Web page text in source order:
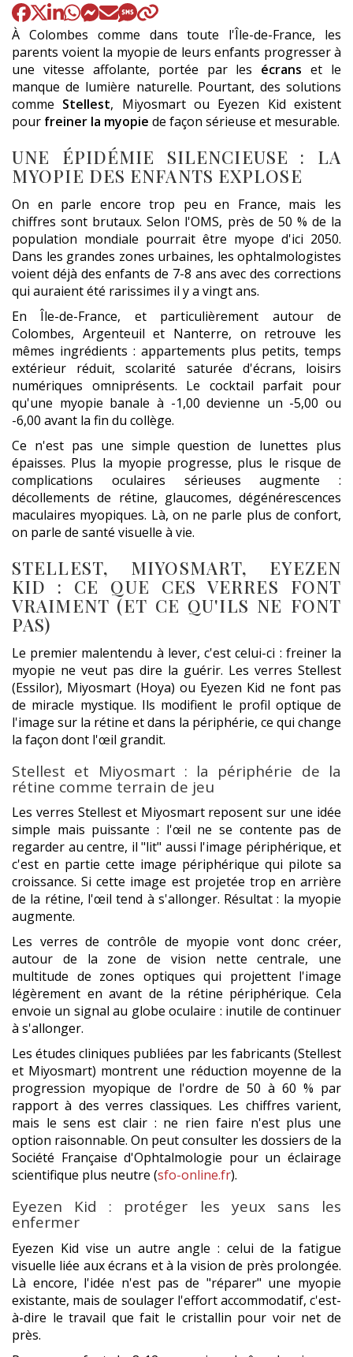
À Colombes comme dans toute l'Île-de-France, les
parents voient la myopie de leurs enfants progresser à
une vitesse affolante, portée par les écrans et le
manque de lumière naturelle. Pourtant, des solutions
comme Stellest, Miyosmart ou Eyezen Kid existent
pour freiner la myopie de façon sérieuse et mesurable.
UNE ÉPIDÉMIE SILENCIEUSE : LA
MYOPIE DES ENFANTS EXPLOSE
On en parle encore trop peu en France, mais les
chiffres sont brutaux. Selon l'OMS, près de 50 % de la
population mondiale pourrait être myope d'ici 2050.
Dans les grandes zones urbaines, les ophtalmologistes
voient déjà des enfants de 7-8 ans avec des corrections
qui auraient été rarissimes il y a vingt ans.
En Île-de-France, et particulièrement autour de
Colombes, Argenteuil et Nanterre, on retrouve les
mêmes ingrédients : appartements plus petits, temps
extérieur réduit, scolarité saturée d'écrans, loisirs
numériques omniprésents. Le cocktail parfait pour
qu'une myopie banale à -1,00 devienne un -5,00 ou
-6,00 avant la fin du collège.
Ce n'est pas une simple question de lunettes plus
épaisses. Plus la myopie progresse, plus le risque de
complications oculaires sérieuses augmente :
décollements de rétine, glaucomes, dégénérescences
maculaires myopiques. Là, on ne parle plus de confort,
on parle de santé visuelle à vie.
STELLEST, MIYOSMART, EYEZEN
KID : CE QUE CES VERRES FONT
VRAIMENT (ET CE QU'ILS NE FONT
PAS)
Le premier malentendu à lever, c'est celui-ci : freiner la
myopie ne veut pas dire la guérir. Les verres Stellest
(Essilor), Miyosmart (Hoya) ou Eyezen Kid ne font pas
de miracle mystique. Ils modifient le profil optique de
l'image sur la rétine et dans la périphérie, ce qui change
la façon dont l'œil grandit.
Stellest et Miyosmart : la périphérie de la
rétine comme terrain de jeu
Les verres Stellest et Miyosmart reposent sur une idée
simple mais puissante : l'œil ne se contente pas de
regarder au centre, il "lit" aussi l'image périphérique, et
c'est en partie cette image périphérique qui pilote sa
croissance. Si cette image est projetée trop en arrière
de la rétine, l'œil tend à s'allonger. Résultat : la myopie
augmente.
Les verres de contrôle de myopie vont donc créer,
autour de la zone de vision nette centrale, une
multitude de zones optiques qui projettent l'image
légèrement en avant de la rétine périphérique. Cela
envoie un signal au globe oculaire : inutile de continuer
à s'allonger.
Les études cliniques publiées par les fabricants (Stellest
et Miyosmart) montrent une réduction moyenne de la
progression myopique de l'ordre de 50 à 60 % par
rapport à des verres classiques. Les chiffres varient,
mais le sens est clair : ne rien faire n'est plus une
option raisonnable. On peut consulter les dossiers de la
Société Française d'Ophtalmologie pour un éclairage
scientifique plus neutre (sfo-online.fr).
Eyezen Kid : protéger les yeux sans les
enfermer
Eyezen Kid vise un autre angle : celui de la fatigue
visuelle liée aux écrans et à la vision de près prolongée.
Là encore, l'idée n'est pas de "réparer" une myopie
existante, mais de soulager l'effort accommodatif, c'est-
à-dire le travail que fait le cristallin pour voir net de
près.